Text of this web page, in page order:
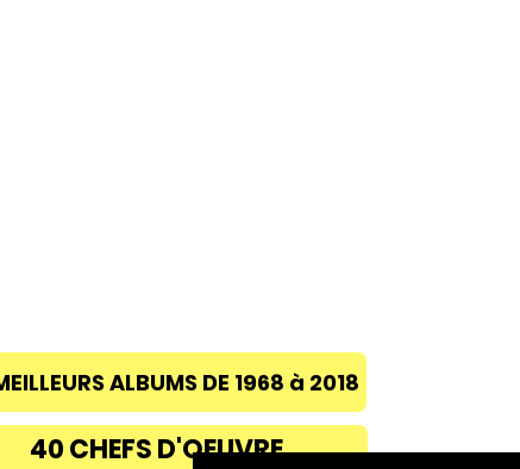
ALBUMS DE 1968 à 2018
40 CHEFS D'OEUVRE